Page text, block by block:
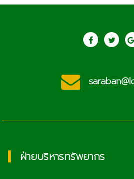
ฝ่ายบริหารทรัพยากร